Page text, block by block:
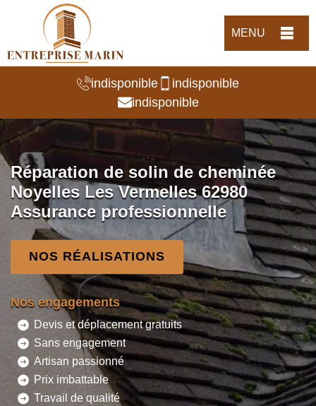
MENU
indisponible
indisponible
indisponible
Réparation de solin de cheminée
Noyelles Les Vermelles 62980
Assurance professionnelle
NOS RÉALISATIONS
Nos engagements
Devis et déplacement gratuits
Sans engagement
Artisan passionné
Prix imbattable
Travail de qualité